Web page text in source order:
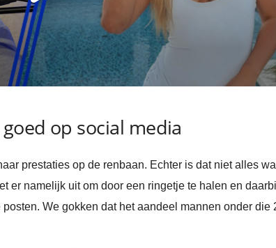
op social media
prestaties op de renbaan. Echter is dat niet alles
er namelijk uit om door een ringetje te halen en
We gokken dat het aandeel mannen onder die